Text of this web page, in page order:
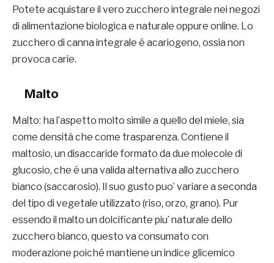
Potete acquistare il vero zucchero integrale nei negozi
di alimentazione biologica e naturale oppure online. Lo
zucchero di canna integrale é acariogeno, ossia non
provoca carie.
Malto
Malto: ha l’aspetto molto simile a quello del miele, sia
come densità che come trasparenza. Contiene il
maltosio, un disaccaride formato da due molecole di
glucosio, che é una valida alternativa allo zucchero
bianco (saccarosio). Il suo gusto puo’ variare a seconda
del tipo di vegetale utilizzato (riso, orzo, grano). Pur
essendo il malto un dolcificante piu’ naturale dello
zucchero bianco, questo va consumato con
moderazione poiché mantiene un indice glicemico